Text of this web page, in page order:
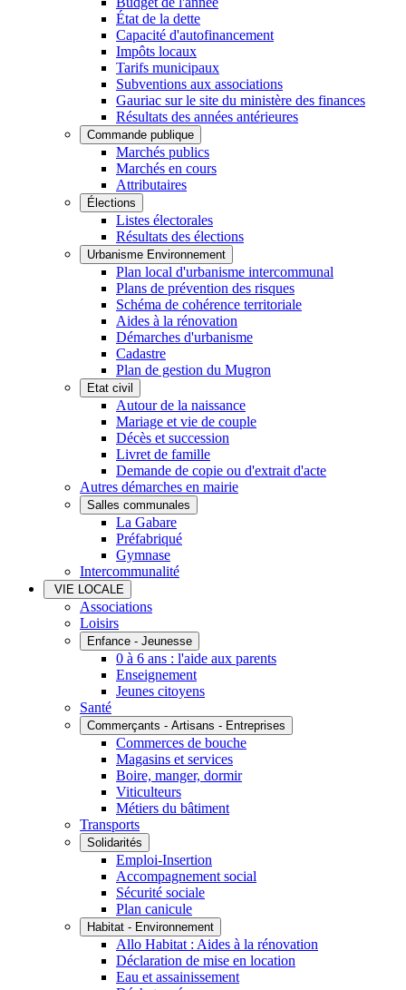
État de la dette
Capacité d'autofinancement
Impôts locaux
Tarifs municipaux
Subventions aux associations
Gauriac sur le site du ministère des finances
Résultats des années antérieures
Commande publique
Marchés publics
Marchés en cours
Attributaires
Élections
Listes électorales
Résultats des élections
Urbanisme Environnement
Plan local d'urbanisme intercommunal
Plans de prévention des risques
Schéma de cohérence territoriale
Aides à la rénovation
Démarches d'urbanisme
Cadastre
Plan de gestion du Mugron
Etat civil
Autour de la naissance
Mariage et vie de couple
Décès et succession
Livret de famille
Demande de copie ou d'extrait d'acte
Autres démarches en mairie
Salles communales
La Gabare
Préfabriqué
Gymnase
Intercommunalité
VIE LOCALE
Associations
Loisirs
Enfance - Jeunesse
0 à 6 ans : l'aide aux parents
Enseignement
Jeunes citoyens
Santé
Commerçants - Artisans - Entreprises
Commerces de bouche
Magasins et services
Boire, manger, dormir
Viticulteurs
Métiers du bâtiment
Transports
Solidarités
Emploi-Insertion
Accompagnement social
Sécurité sociale
Plan canicule
Habitat - Environnement
Allo Habitat : Aides à la rénovation
Déclaration de mise en location
Eau et assainissement